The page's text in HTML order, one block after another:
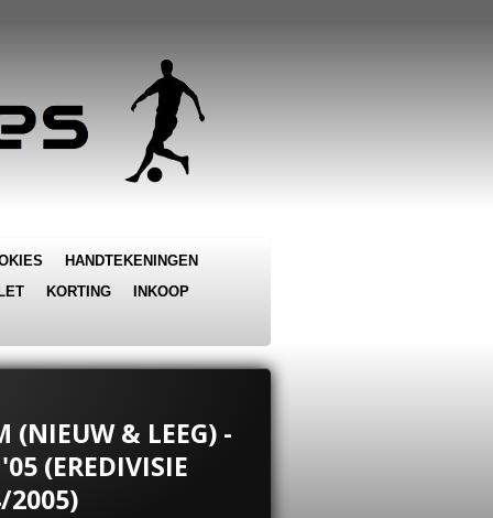
HANDTEKENINGEN
KORTING
INKOOP
(NIEUW & LEEG) -
(EREDIVISIE
2005)